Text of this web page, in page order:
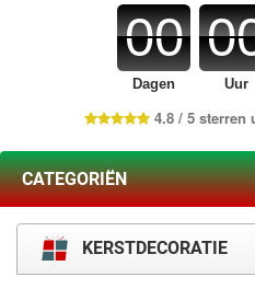
00
Dagen Uur
4.8 / 5 sterren
CATEGORIËN
KERSTDECORATIE